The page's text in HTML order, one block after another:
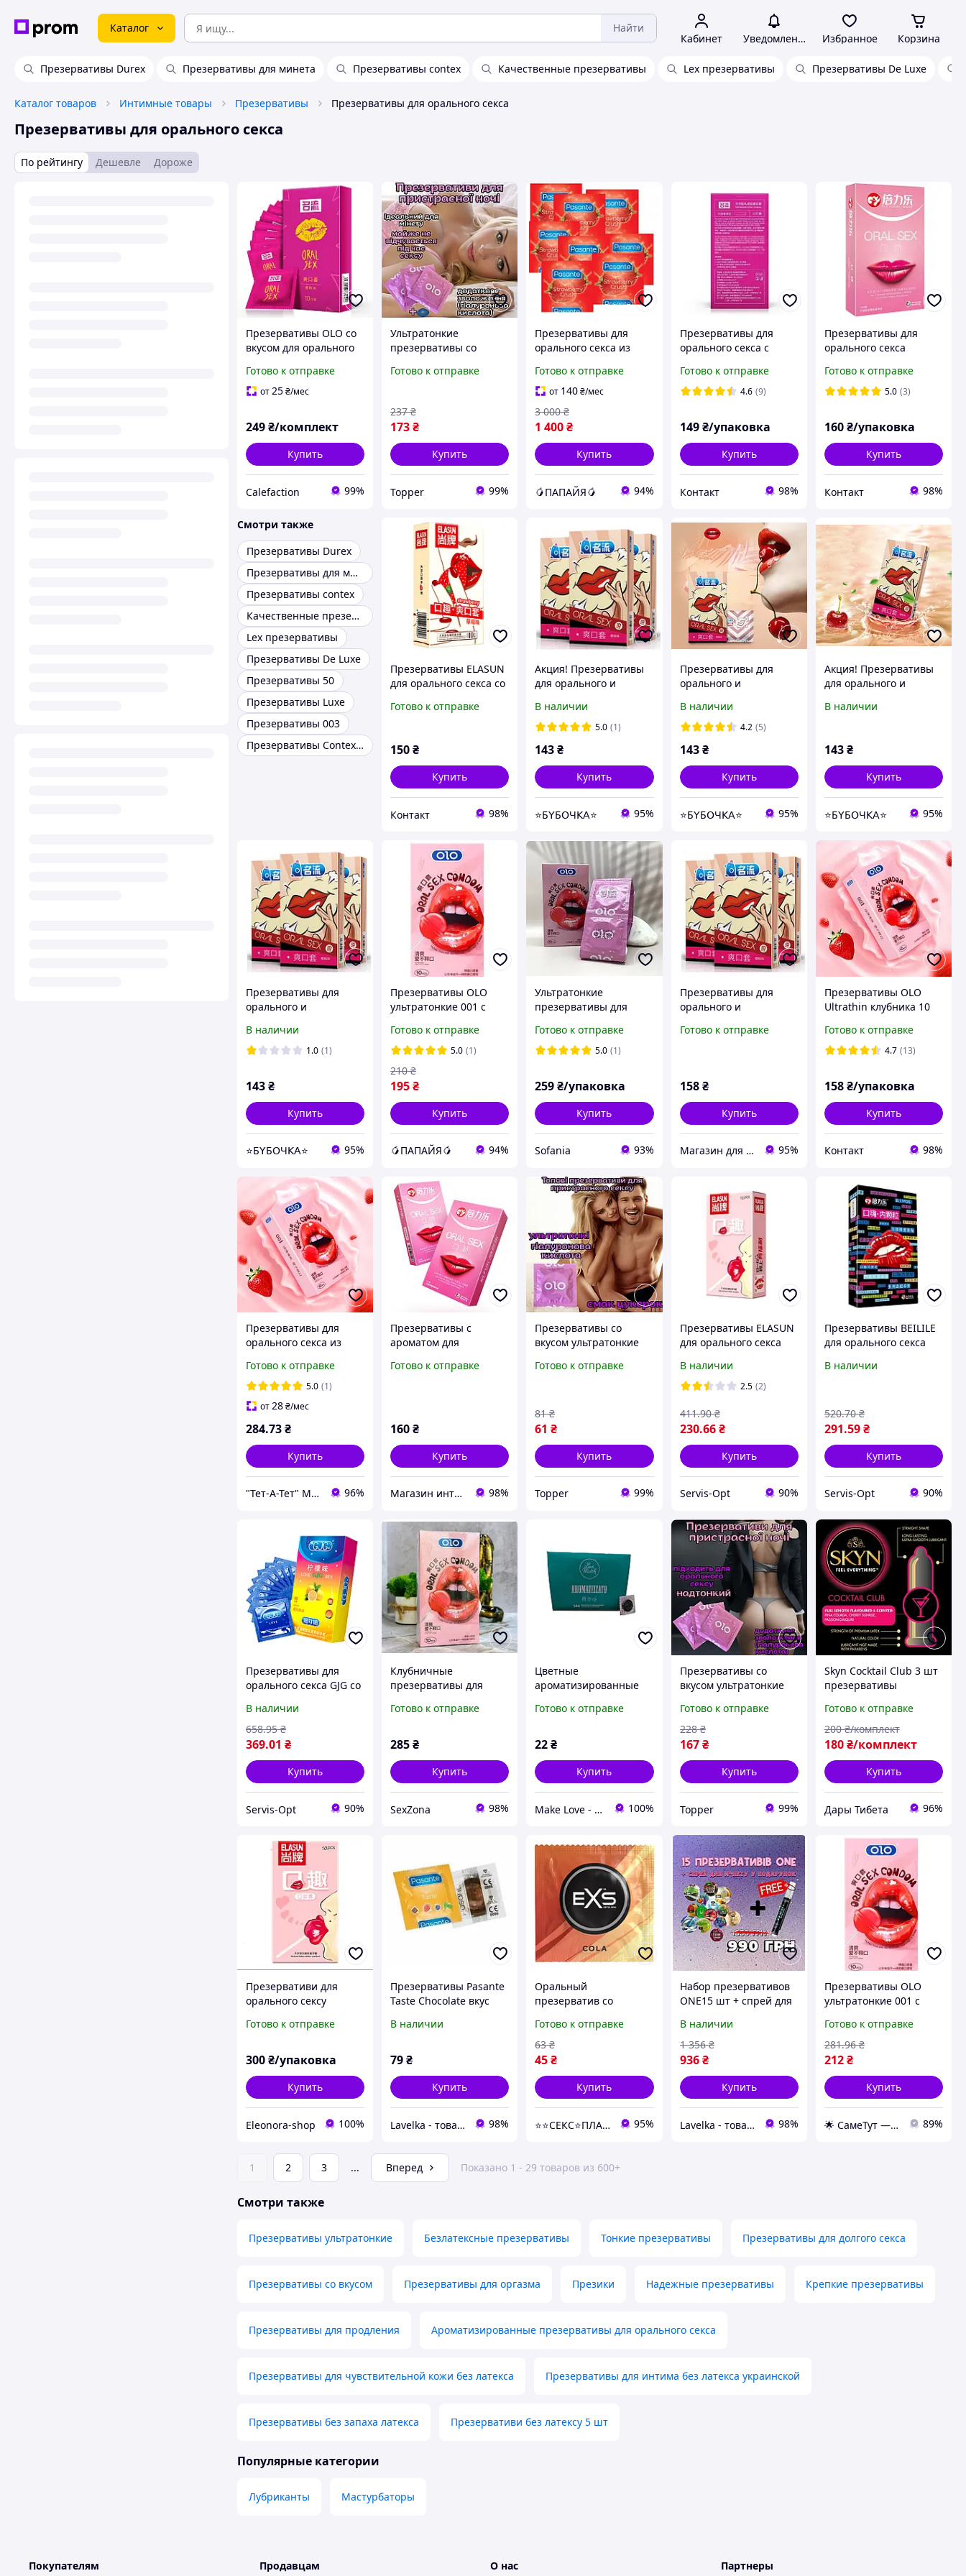
Каталог Найти
Кабинет Уведомления Избранное Корзина
Презервативы Durex Презервативы для минета Презервативы contex Качественные презервативы Lex презервативы Презервативы De Luxe
Каталог товаров Интимные товары Презервативы Презервативы для орального секса
Презервативы для орального секса
По рейтингу Дешевле Дороже
Презервативы OLO со
вкусом для орального
Готово к отправке
от25₴/мес
249₴/комплект
Купить
Calefaction 99%
Ультратонкие
презервативы со
«Mega OralCandy - 3»
орального секса
Готово к отправке
173₴
237 ₴
Купить
Topper 99%
Презервативы для
орального секса из
высококачественного
латекса со вкусом
клубники красные
Рasante Strawberry
Crush
Готово к отправке
от 140₴/мес
1 400₴
3 000 ₴
Купить
🥭ПАПАЙЯ🥭 94%
Презервативы для
орального секса с
SEX 10 шт.
Готово к отправке
4.6 (9)
149 ₴/упаковка
Купить
Контакт 98%
Презервативы для
орального секса
в пачке
Готово к отправке
5.0 (3)
160₴/упаковка
Купить
Контакт 98%
Смотри также
Презервативы Durex
Презервативы для минета
Презервативы contex
Качественные презервативы
Lex презервативы
Презервативы De Luxe
Презервативы 50
Презервативы Luxe
Презервативы 003
Презервативы Contex Classic классические
Презервативы ELASUN
для орального секса со
Готово к отправке
150₴
Купить
Контакт 98%
Акция! Презервативы
для орального и
размер L
В наличии
5.0 (1)
143₴
Купить
⭐Б𝖸Б𝖮Ч𝖪𝖠⭐ 95%
Презервативы для
орального и
размер ХХL
В наличии
4.2 (5)
143 ₴
Купить
⭐Б𝖸Б𝖮Ч𝖪𝖠⭐ 95%
Акция! Презервативы
для орального и
размер S
В наличии
143₴
Купить
⭐Б𝖸Б𝖮Ч𝖪𝖠⭐ 95%
Презервативы для
орального и
В наличии
1.0 (1)
143₴
Купить
⭐Б𝖸Б𝖮Ч𝖪𝖠⭐ 95%
Презервативы OLO
ультратонкие 001 с
для орального секса
(упаковка 10шт)
Готово к отправке
5.0 (1)
195₴
210 ₴
Купить
🥭ПАПАЙЯ🥭 94%
Ультратонкие
презервативы для
ароматом клубники
Olo, 0,01 мм. 10 шт.
Готово к отправке
5.0 (1)
259₴/упаковка
Купить
Sofania 93%
Презервативы для
орального и
размер S
Готово к отправке
158 ₴
Купить
Магазин для Двоих 95%
Презервативы OLO
Ultrathin клубника 10
орального и
вагинального секса с
Готово к отправке
4.7 (13)
158₴/упаковка
Купить
Контакт 98%
Презервативы для
орального секса из
ароматом и вкусом
клубники OLO Oral Sex
Strawberry 10 штук
AllInOne
Готово к отправке
5.0 (1)
от28₴/мес
284.73₴
Купить
"Тет-А-Тет" Магазин белья и тайных желаний 96%
Презервативы с
ароматом для
вагинального секса 10
Готово к отправке
160₴
Купить
Магазин интимных товаров "WeLove" 98%
Презервативы со
вкусом ультратонкие
1» Подходят для
Готово к отправке
61 ₴
81 ₴
Купить
Topper 99%
Презервативы ELASUN
для орального секса
В наличии
2.5 (2)
230.66 ₴
411.90 ₴
Купить
Servis-Opt 90%
Презервативы BEILILE
для орального секса
В наличии
291.59₴
520.70 ₴
Купить
Servis-Opt 90%
Презервативы для
орального секса GJG со
ультратонкие 10 шт.
В наличии
369.01 ₴
658.95 ₴
Купить
Servis-Opt 90%
Клубничные
презервативы для
ультратонкие 001
Готово к отправке
285₴
Купить
SexZona 98%
Цветные
ароматизированные
Match с шоколадным
наслаждения и
орального секса 1 шт
Готово к отправке
22₴
Купить
Make Love - интим бутик 100%
Презервативы со
вкусом ультратонкие
3» Идеальны для
орального секса
Готово к отправке
167 ₴
228 ₴
Купить
Topper 99%
Skyn Cocktail Club 3 шт
презервативы
орального секса
вкусовые набор 3 шт
(черри дайкири
пинаколада) Таиланд
Готово к отправке
180₴/комплект
200 ₴/комплект
Купить
Дары Тибета 96%
Презервативи для
орального сексу
Готово к отправке
300₴/упаковка
Купить
Eleonora-shop 100%
Презервативы Pasante
Taste Сhocolate вкус
для орального секса
В наличии
79₴
Купить
Lavelka - товары для удовольствия 98%
Оральный
презерватив со
EXS Cola Flavour
Condom, 1 шт. Секс-
шоп для мужчин и
женщин
Готово к отправке
45₴
63 ₴
Купить
⭐️⭐️СЕКС⭐️ПЛАНЕТА⭐️⭐️ 95%
Набор презервативов
ONE15 шт + спрей для
Wow в подарок!
В наличии
936 ₴
1 356 ₴
Купить
Lavelka - товары для удовольствия 98%
Презервативы OLO
ультратонкие 001 с
для орального секса
(упаковка 10шт) Sex
Aura
Готово к отправке
212₴
281.96 ₴
Купить
🌟 СамеТут — всё, что нужно, в одном месте 🌟 89%
1 2 3 ... Вперед Показано 1 - 29 товаров из 600+
Смотри также
Презервативы ультратонкие Безлатексные презервативы Тонкие презервативы Презервативы для долгого секса
Презервативы со вкусом Презервативы для оргазма Презики Надежные презервативы Крепкие презервативы
Презервативы для продления Ароматизированные презервативы для орального секса
Презервативы для чувствительной кожи без латекса Презервативы для интима без латекса украинской
Презервативы без запаха латекса Презервативи без латексу 5 шт
Популярные категории
Лубриканты Мастурбаторы
Покупателям Продавцам О нас Партнеры